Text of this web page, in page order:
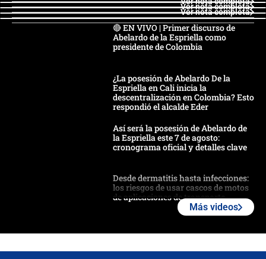
Ver nota completa
Ver nota completa
🔴 EN VIVO | Primer discurso de
Abelardo de la Espriella como
presidente de Colombia
¿La posesión de Abelardo De la
Espriella en Cali inicia la
descentralización en Colombia? Esto
respondió el alcalde Eder
Así será la posesión de Abelardo de
la Espriella este 7 de agosto:
cronograma oficial y detalles clave
Desde dermatitis hasta infecciones:
los riesgos de usar cascos de motos
de aplicaciones de transporte
Más videos